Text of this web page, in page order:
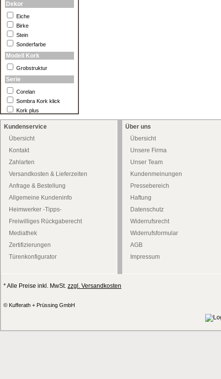
Dekor
Eiche
Birke
Stein
Sonderfarbe
Modell Kork
Grobstruktur
Serie
Corelan
Sombra Kork klick
Kork plus
Kundenservice
Übersicht
Kontakt
Zahlarten
Versandkosten & Lieferzeiten
Anfrage & Bestellung
Allgemeine Kundeninfo
Heimwerker -Tipps-
Freiwilliges Rückgaberecht
Mediathek
Zertifizierungen
Türenkonfigurator
Über uns
Übersicht
Unsere Firma
Unser Team
Kundenmeinungen
Pressebereich
Haftung
Datenschutz
Widerrufsrecht
Widerrufsformular
AGB
Impressum
* Alle Preise inkl. MwSt. zzgl. Versandkosten
© Kufferath + Prüssing GmbH